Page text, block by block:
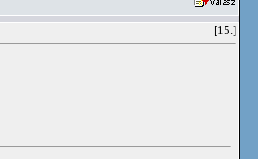
[15.]